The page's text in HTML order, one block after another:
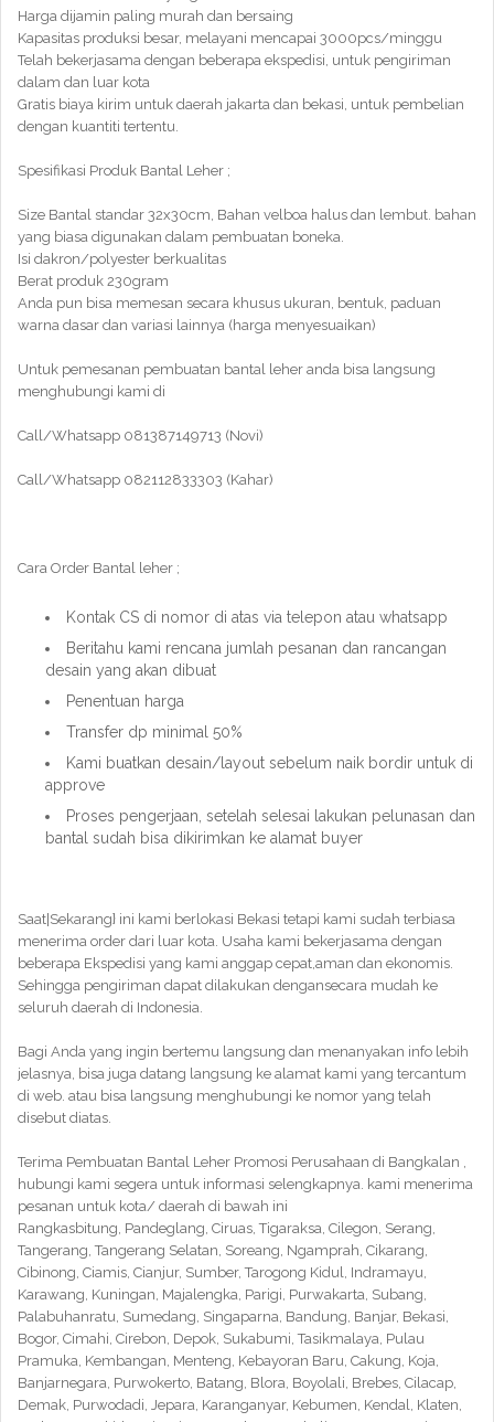
Harga dijamin paling murah dan bersaing
Kapasitas produksi besar, melayani mencapai 3000pcs/minggu
Telah bekerjasama dengan beberapa ekspedisi, untuk pengiriman
dalam dan luar kota
Gratis biaya kirim untuk daerah jakarta dan bekasi, untuk pembelian
dengan kuantiti tertentu.
Spesifikasi Produk Bantal Leher ;
Size Bantal standar 32x30cm, Bahan velboa halus dan lembut. bahan
yang biasa digunakan dalam pembuatan boneka.
Isi dakron/polyester berkualitas
Berat produk 230gram
Anda pun bisa memesan secara khusus ukuran, bentuk, paduan
warna dasar dan variasi lainnya (harga menyesuaikan)
Untuk pemesanan pembuatan bantal leher anda bisa langsung
menghubungi kami di
Call/Whatsapp 081387149713 (Novi)
Call/Whatsapp 082112833303 (Kahar)
Cara Order Bantal leher ;
Kontak CS di nomor di atas via telepon atau whatsapp
Beritahu kami rencana jumlah pesanan dan rancangan
desain yang akan dibuat
Penentuan harga
Transfer dp minimal 50%
Kami buatkan desain/layout sebelum naik bordir untuk di
approve
Proses pengerjaan, setelah selesai lakukan pelunasan dan
bantal sudah bisa dikirimkan ke alamat buyer
Saat|Sekarang} ini kami berlokasi Bekasi tetapi kami sudah terbiasa
menerima order dari luar kota. Usaha kami bekerjasama dengan
beberapa Ekspedisi yang kami anggap cepat,aman dan ekonomis.
Sehingga pengiriman dapat dilakukan dengansecara mudah ke
seluruh daerah di Indonesia.
Bagi Anda yang ingin bertemu langsung dan menanyakan info lebih
jelasnya, bisa juga datang langsung ke alamat kami yang tercantum
di web. atau bisa langsung menghubungi ke nomor yang telah
disebut diatas.
Terima Pembuatan Bantal Leher Promosi Perusahaan di Bangkalan ,
hubungi kami segera untuk informasi selengkapnya. kami menerima
pesanan untuk kota/ daerah di bawah ini
Rangkasbitung, Pandeglang, Ciruas, Tigaraksa, Cilegon, Serang,
Tangerang, Tangerang Selatan, Soreang, Ngamprah, Cikarang,
Cibinong, Ciamis, Cianjur, Sumber, Tarogong Kidul, Indramayu,
Karawang, Kuningan, Majalengka, Parigi, Purwakarta, Subang,
Palabuhanratu, Sumedang, Singaparna, Bandung, Banjar, Bekasi,
Bogor, Cimahi, Cirebon, Depok, Sukabumi, Tasikmalaya, Pulau
Pramuka, Kembangan, Menteng, Kebayoran Baru, Cakung, Koja,
Banjarnegara, Purwokerto, Batang, Blora, Boyolali, Brebes, Cilacap,
Demak, Purwodadi, Jepara, Karanganyar, Kebumen, Kendal, Klaten,